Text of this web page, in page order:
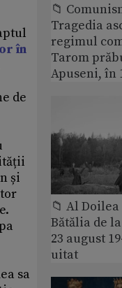
în
de
și
sa
📁
Tragedia
regimul
Tarom
Apuseni, în
📁 Al
Bătălia de
23 august
uitat